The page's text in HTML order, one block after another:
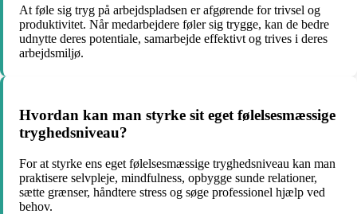
At føle sig tryg på arbejdspladsen er afgørende for trivsel og
produktivitet. Når medarbejdere føler sig trygge, kan de bedre
udnytte deres potentiale, samarbejde effektivt og trives i deres
arbejdsmiljø.
Hvordan kan man styrke sit eget følelsesmæssige
tryghedsniveau?
For at styrke ens eget følelsesmæssige tryghedsniveau kan man
praktisere selvpleje, mindfulness, opbygge sunde relationer,
sætte grænser, håndtere stress og søge professionel hjælp ved
behov.